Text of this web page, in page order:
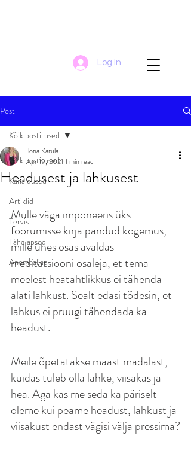
Log In
Post
Kõik postitused
Kanaldused
Artiklid
Tervis
Tähelapsed
Anomaaliad
Kõik postitused
Headusest ja lahkusest
Ilona Karula
Apr 19, 2021 1 min read
Mulle väga imponeeris üks
foorumisse kirja pandud kogemus,
mille ühes osas avaldas
meditatsiooni osaleja, et tema
meelest heatahtlikkus ei tähenda
alati lahkust. Sealt edasi tõdesin, et
lahkus ei pruugi tähendada ka
headust.
Meile õpetatakse maast madalast,
kuidas tuleb olla lahke, viisakas ja
hea. Aga kas me seda ka päriselt
oleme kui peame headust, lahkust ja
viisakust endast vägisi välja pressima?